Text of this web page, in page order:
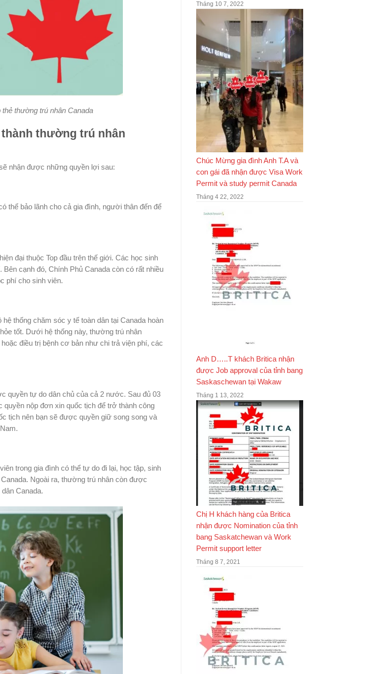
thường trú nhân Canada
thường trú nhân
nhận được những quyền lợi sau:
thể bảo lãnh cho cả gia đình, người thân đến để
đại thuộc Top đầu trên thế giới. Các học sinh
cạnh đó, Chính Phủ Canada còn có rất nhiều
phí cho sinh viên.
thống chăm sóc y tế toàn dân tại Canada hoàn
tốt. Dưới hệ thống này, thường trú nhân
điều trị bệnh cơ bản như chi trả viện phí, các
quyền tự do dân chủ của cả 2 nước. Sau đủ 03
nộp đơn xin quốc tịch để trở thành công
tịch nên bạn sẽ được quyền giữ song song và
trong gia đình có thể tự do đi lại, học tập, sinh
Ngoài ra, thường trú nhân còn được
Canada.
Tháng 10 7, 2022
Chúc Mừng gia đình Anh T.A và
con gái đã nhận được Visa Work
Permit và study permit Canada
Tháng 4 22, 2022
Anh D…..T khách Britica nhận
được Job approval của tỉnh bang
Saskaschewan tại Wakaw
Tháng 1 13, 2022
Chị H khách hàng của Britica
nhận được Nomination của tỉnh
bang Saskatchewan và Work
Permit support letter
Tháng 8 7, 2021